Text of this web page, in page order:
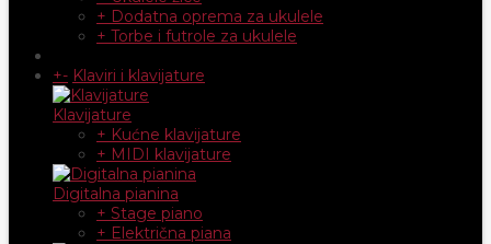
+ Dodatna oprema za ukulele
+ Torbe i futrole za ukulele
+- Klaviri i klavijature
Klavijature
+ Kućne klavijature
+ MIDI klavijature
Digitalna pianina
+ Stage piano
+ Električna piana